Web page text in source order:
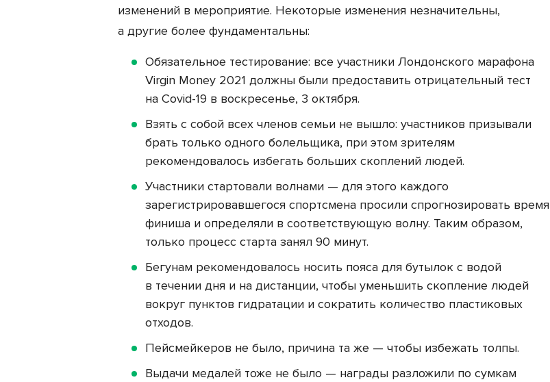
изменений в мероприятие. Некоторые изменения незначительны,
а другие более фундаментальны:
Обязательное тестирование: все участники Лондонского марафона
Virgin Money 2021 должны были предоставить отрицательный тест
на Covid-19 в воскресенье, 3 октября.
Взять с собой всех членов семьи не вышло: участников призывали
брать только одного болельщика, при этом зрителям
рекомендовалось избегать больших скоплений людей.
Участники стартовали волнами — для этого каждого
зарегистрировавшегося спортсмена просили спрогнозировать время
финиша и определяли в соответствующую волну. Таким образом,
только процесс старта занял 90 минут.
Бегунам рекомендовалось носить пояса для бутылок с водой
в течении дня и на дистанции, чтобы уменьшить скопление людей
вокруг пунктов гидратации и сократить количество пластиковых
отходов.
Пейсмейкеров не было, причина та же — чтобы избежать толпы.
Выдачи медалей тоже не было — награды разложили по сумкам